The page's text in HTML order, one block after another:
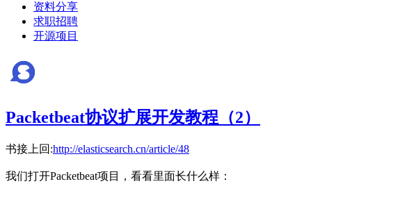
资料分享
求职招聘
开源项目
Packetbeat协议扩展开发教程（2）
书接上回:http://elasticsearch.cn/article/48
我们打开Packetbeat项目，看看里面长什么样：